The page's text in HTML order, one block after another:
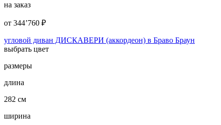
на заказ
от 344’760 ₽
угловой диван ДИСКАВЕРИ (аккордеон) в Браво Браун
выбрать цвет
размеры
длина
282 см
ширина